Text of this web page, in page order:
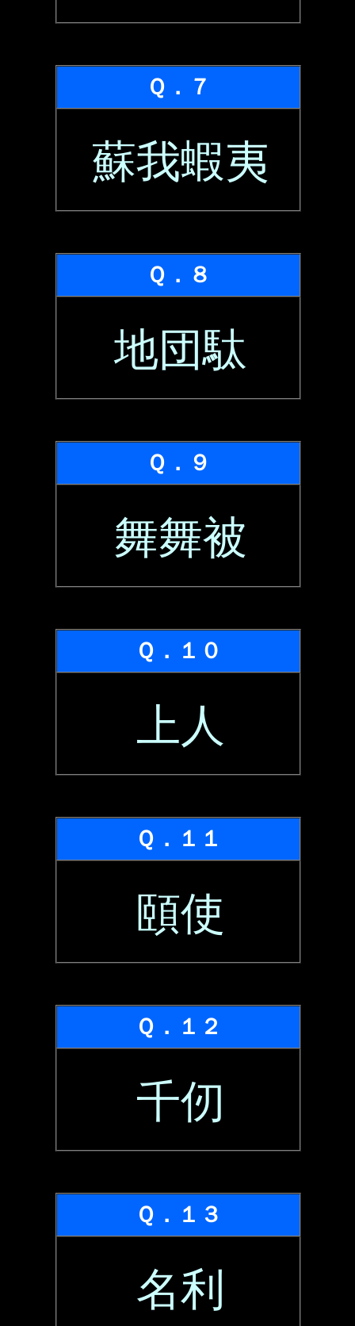
Ｑ．７
蘇我蝦夷
Ｑ．８
地団駄
Ｑ．９
舞舞被
Ｑ．１０
上人
Ｑ．１１
頤使
Ｑ．１２
千仞
Ｑ．１３
名利